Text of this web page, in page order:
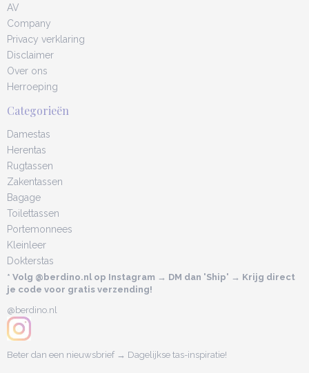
AV
Company
Privacy verklaring
Disclaimer
Over ons
Herroeping
Categorieën
Damestas
Herentas
Rugtassen
Zakentassen
Bagage
Toilettassen
Portemonnees
Kleinleer
Dokterstas
* Volg @berdino.nl op Instagram → DM dan 'Ship' → Krijg direct
je code voor gratis verzending!
@berdino.nl
Beter dan een nieuwsbrief → Dagelijkse tas-inspiratie!